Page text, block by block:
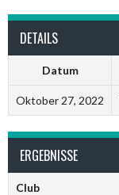
DETAILS
Datum
Oktober 27, 2022
ERGEBNISSE
Club